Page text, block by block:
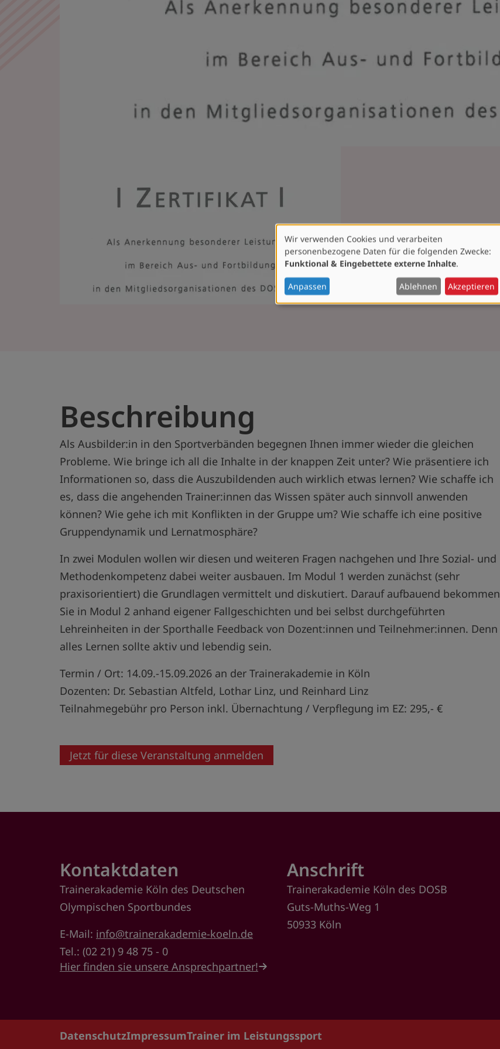
Beschreibung
Als Ausbilder:in in den Sportverbänden begegnen Ihnen immer wieder die gleichen
Probleme. Wie bringe ich all die Inhalte in der knappen Zeit unter? Wie präsentiere ich
Informationen so, dass die Auszubildenden auch wirklich etwas lernen? Wie schaffe ich
es, dass die angehenden Trainer:innen das Wissen später auch sinnvoll anwenden
können? Wie gehe ich mit Konflikten in der Gruppe um? Wie schaffe ich eine positive
Gruppendynamik und Lernatmosphäre?
In zwei Modulen wollen wir diesen und weiteren Fragen nachgehen und Ihre Sozial- und
Methodenkompetenz dabei weiter ausbauen. Im Modul 1 werden zunächst (sehr
praxisorientiert) die Grundlagen vermittelt und diskutiert. Darauf aufbauend bekommen
Sie in Modul 2 anhand eigener Fallgeschichten und bei selbst durchgeführten
Lehreinheiten in der Sporthalle Feedback von Dozent:innen und Teilnehmer:innen. Denn
alles Lernen sollte aktiv und lebendig sein.
Termin / Ort: 14.09.-15.09.2026 an der Trainerakademie in Köln
Dozenten: Dr. Sebastian Altfeld, Lothar Linz, und Reinhard Linz
Teilnahmegebühr pro Person inkl. Übernachtung / Verpflegung im EZ: 295,- €
Jetzt für diese Veranstaltung anmelden
Kontaktdaten
Trainerakademie Köln des Deutschen
Olympischen Sportbundes
E-Mail: info@trainerakademie-koeln.de
Tel.: (02 21) 9 48 75 - 0
Hier finden sie unsere Ansprechpartner!
Anschrift
Trainerakademie Köln des DOSB
Guts-Muths-Weg 1
50933 Köln
Footer
DatenschutzImpressumTrainer im Leistungssport
Verwendung
von
personenbezogenen
Daten
und
Cookies
Wir verwenden Cookies und verarbeiten
personenbezogene Daten für die folgenden Zwecke:
Funktional & Eingebettete externe Inhalte.
Anpassen Ablehnen Akzeptieren